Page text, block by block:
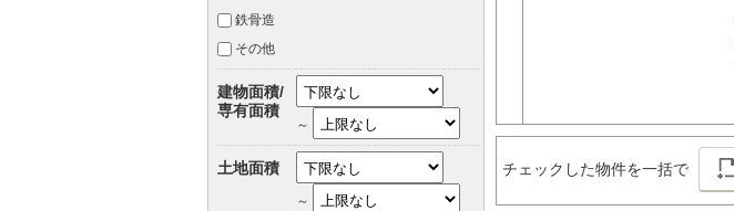
チェックした物件を一括で
鉄骨造
その他
建物面積/
専有面積
～
土地面積
～